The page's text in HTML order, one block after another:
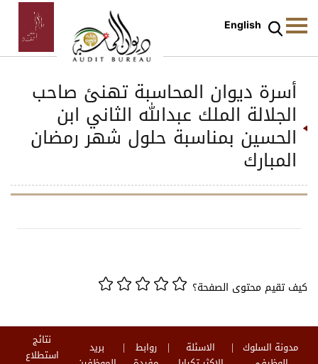
English
أسرة ديوان المحاسبة تهنئ صاحب
الجلالة الملك عبدالله الثاني ابن
الحسين بمناسبة حلول شهر رمضان
المبارك
كيف تقيم محتوى الصفحة؟
مدونة السلوك
الاسئلة
روابط
بريد
نتائج
استطلاع